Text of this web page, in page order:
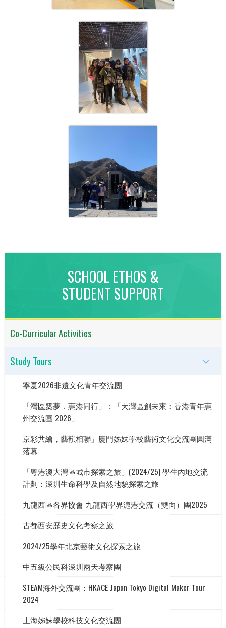
SCHOOL ETHOS &
STUDENT SUPPORT
Co-Curricular Activities
Study Tours
寧夏2026非遺文化青年交流團
「灣區築夢．惠港同行」：「大灣區創未來：香港青年惠
州交流團 2026」
京彩共繪，藝韻相聯」廈門姊妹學校藝術文化交流團圓滿
落幕
「粵港澳大灣區城市探索之旅」(2024/25) 學生內地交流
計劃：深圳生命科學及自然地貌探索之旅
九龍西區各界協會 九龍西學界滬港交流（雙向）團2025
古都西安歷史文化考察之旅
2024/25學年北京藝術文化探索之旅
中五級公民科深圳兩天考察團
STEAM海外交流團：HKACE Japan Tokyo Digital Maker Tour
2024
上海姊妹學校科技文化交流團